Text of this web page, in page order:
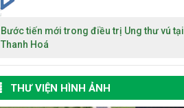
Bước tiến mới trong điều trị Ung thư vú tại
Thanh Hoá
THƯ VIỆN HÌNH ẢNH